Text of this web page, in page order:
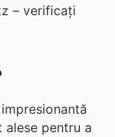
– verificați
pentru a